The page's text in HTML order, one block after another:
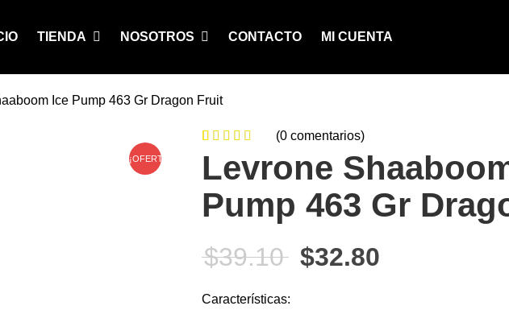
TIENDA NOSOTROS CONTACTO MI CUENTA
Ice Pump 463 Gr Dragon Fruit
¡OFERTA! 0
5
based on
0
customer
ratings
(0 comentarios)
Levrone
Pump 463 Gr
$39.10 El precio original
$32.80
Características: